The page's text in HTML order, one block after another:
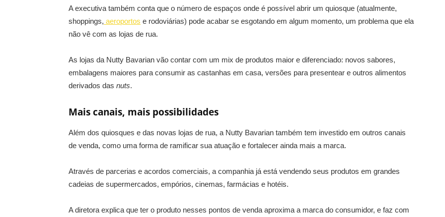
A executiva também conta que o número de espaços onde é possível abrir um quiosque (atualmente,
shoppings, aeroportos e rodoviárias) pode acabar se esgotando em algum momento, um problema que ela
não vê com as lojas de rua.
As lojas da Nutty Bavarian vão contar com um mix de produtos maior e diferenciado: novos sabores,
embalagens maiores para consumir as castanhas em casa, versões para presentear e outros alimentos
derivados das nuts.
Mais canais, mais possibilidades
Além dos quiosques e das novas lojas de rua, a Nutty Bavarian também tem investido em outros canais
de venda, como uma forma de ramificar sua atuação e fortalecer ainda mais a marca.
Através de parcerias e acordos comerciais, a companhia já está vendendo seus produtos em grandes
cadeias de supermercados, empórios, cinemas, farmácias e hotéis.
A diretora explica que ter o produto nesses pontos de venda aproxima a marca do consumidor, e faz com